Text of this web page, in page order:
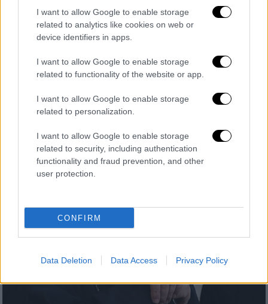
I want to allow Google to enable storage
related to analytics like cookies on web or
device identifiers in apps.
I want to allow Google to enable storage
related to functionality of the website or app.
I want to allow Google to enable storage
related to personalization.
I want to allow Google to enable storage
related to security, including authentication
functionality and fraud prevention, and other
user protection.
CONFIRM
Data Deletion Data Access Privacy Policy
Κόσμος 29.05.2025 22:40
Μονή Αγίας Αικατερίνης Σινά: Πώς η
Αίγυπτος ρίχνει τίτλους τέλους μετά
από 15 αιώνες - Έκκληση Ιερωνύμου και
σφοδρές αντιδράσεις
Παγκόσμια ανησυχία για το αρχαιότερο
χριστιανικό μοναστήρι